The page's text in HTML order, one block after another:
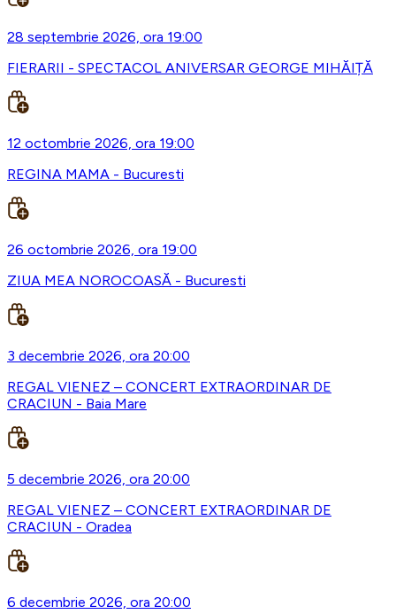
28 septembrie 2026, ora 19:00
FIERARII - SPECTACOL ANIVERSAR GEORGE MIHĂIȚĂ
12 octombrie 2026, ora 19:00
REGINA MAMA - Bucuresti
26 octombrie 2026, ora 19:00
ZIUA MEA NOROCOASĂ - Bucuresti
3 decembrie 2026, ora 20:00
REGAL VIENEZ – CONCERT EXTRAORDINAR DE
CRACIUN - Baia Mare
5 decembrie 2026, ora 20:00
REGAL VIENEZ – CONCERT EXTRAORDINAR DE
CRACIUN - Oradea
6 decembrie 2026, ora 20:00